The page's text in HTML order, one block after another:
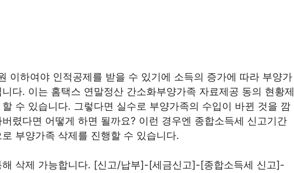
이하여야 인적공제를 받을 수 있기에 소득의 증가에 따라 부양가
다. 이는 홈택스 연말정산 간소화부양가족 자료제공 동의 현황제
수 있습니다. 그렇다면 실수로 부양가족의 수입이 바뀐 것을 깜
렸다면 어떻게 하면 될까요? 이런 경우엔 종합소득세 신고기간
부양가족 삭제를 진행할 수 있습니다.
해 삭제 가능합니다. [신고/납부]-[세금신고]-[종합소득세 신고]-